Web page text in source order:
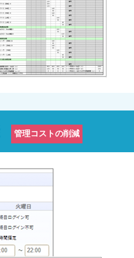
管理コストの削減